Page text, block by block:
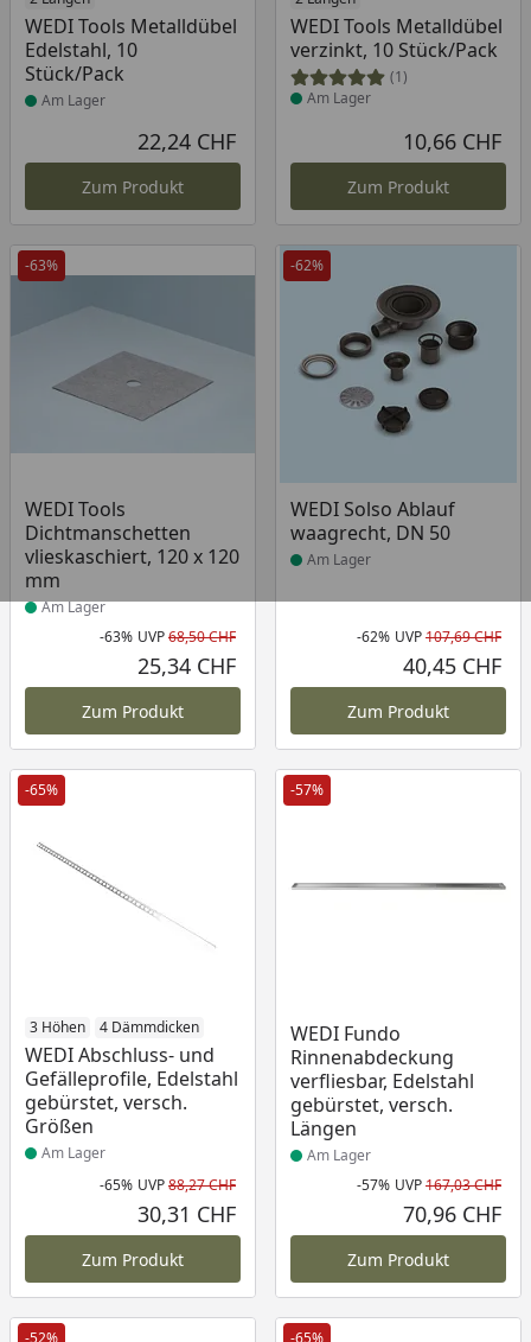
WEDI Tools Metalldübel
Edelstahl, 10
Stück/Pack
Am Lager
22,24 CHF
Zum Produkt
WEDI Tools Metalldübel
verzinkt, 10 Stück/Pack
(1)
Am Lager
10,66 CHF
Zum Produkt
-63%
WEDI Tools
Dichtmanschetten
vlieskaschiert, 120 x 120
mm
Produkt am Lager
Am Lager
Rabatt in Prozent
-63%
Ursprünglicher Preis
UVP68,50 CHF
25,34 CHF
Zum Produkt
-62%
WEDI Solso Ablauf
waagrecht, DN 50
Produkt am Lager
Am Lager
-62% UVP107,69 CHF
40,45 CHF
Zum Produkt
-65%
3 Höhen 4 Dämmdicken
WEDI Abschluss- und
Gefälleprofile, Edelstahl
gebürstet, versch.
Größen
Produkt am Lager
Am Lager
Rabatt in Prozent
-65%
Ursprünglicher Preis
UVP88,27 CHF
30,31 CHF
Zum Produkt
-57%
WEDI Fundo
Rinnenabdeckung
verfliesbar, Edelstahl
gebürstet, versch.
Längen
Produkt am Lager
Am Lager
-57% UVP167,03 CHF
70,96 CHF
Zum Produkt
-52% -65%